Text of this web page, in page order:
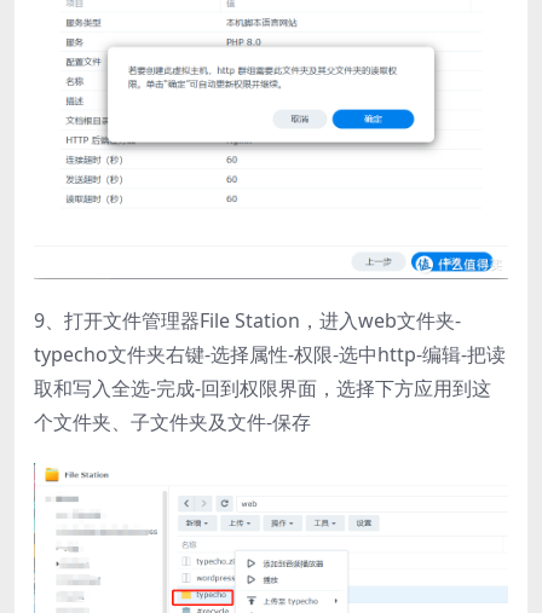
9、打开文件管理器File Station，进入web文件夹-
typecho文件夹右键-选择属性-权限-选中http-编辑-把读
取和写入全选-完成-回到权限界面，选择下方应用到这
个文件夹、子文件夹及文件-保存